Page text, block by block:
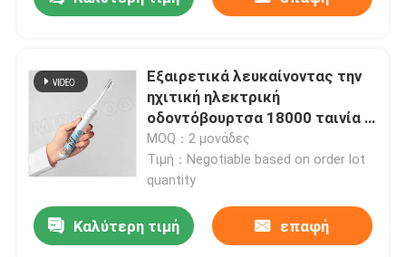
Εξαιρετικά λευκαίνοντας την
ηχιτική ηλεκτρική
οδοντόβουρτσα 18000 ταινία Γ
VPM που χρεώνει με 3
τρόπους
MOQ：2 μονάδες
Τιμή：Negotiable based on order lot
quantity
Καλύτερη τιμή επαφή